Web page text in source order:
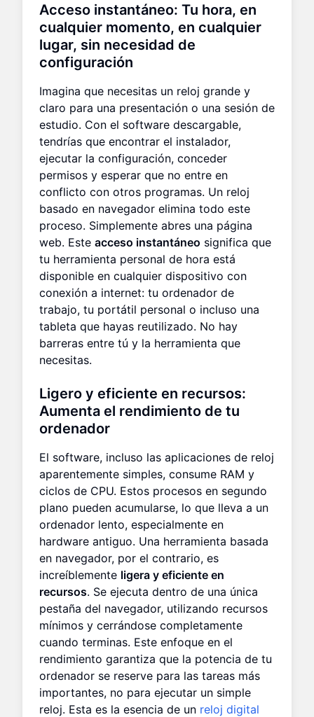
Acceso instantáneo: Tu hora, en
cualquier momento, en cualquier
lugar, sin necesidad de
configuración
Imagina que necesitas un reloj grande y
claro para una presentación o una sesión de
estudio. Con el software descargable,
tendrías que encontrar el instalador,
ejecutar la configuración, conceder
permisos y esperar que no entre en
conflicto con otros programas. Un reloj
basado en navegador elimina todo este
proceso. Simplemente abres una página
web. Este acceso instantáneo significa que
tu herramienta personal de hora está
disponible en cualquier dispositivo con
conexión a internet: tu ordenador de
trabajo, tu portátil personal o incluso una
tableta que hayas reutilizado. No hay
barreras entre tú y la herramienta que
necesitas.
Ligero y eficiente en recursos:
Aumenta el rendimiento de tu
ordenador
El software, incluso las aplicaciones de reloj
aparentemente simples, consume RAM y
ciclos de CPU. Estos procesos en segundo
plano pueden acumularse, lo que lleva a un
ordenador lento, especialmente en
hardware antiguo. Una herramienta basada
en navegador, por el contrario, es
increíblemente ligera y eficiente en
recursos. Se ejecuta dentro de una única
pestaña del navegador, utilizando recursos
mínimos y cerrándose completamente
cuando terminas. Este enfoque en el
rendimiento garantiza que la potencia de tu
ordenador se reserve para las tareas más
importantes, no para ejecutar un simple
reloj. Esta es la esencia de un reloj digital